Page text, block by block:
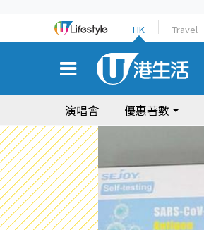
HK Travel
演唱會 優惠著數